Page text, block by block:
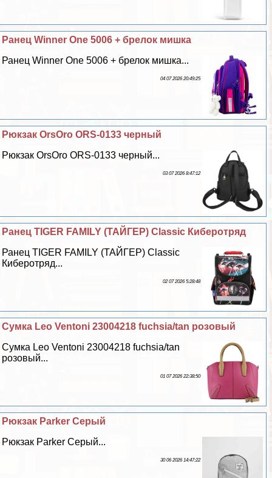
Ранец Winner One 5006 + брелок мишка
Ранец Winner One 5006 + брелок мишка...
04 07 2026 20:49:25
Рюкзак OrsOro ORS-0133 черный
Рюкзак OrsOro ORS-0133 черный...
03 07 2026 8:47:12
Ранец TIGER FAMILY (ТАЙГЕР) Classic Киберотряд
Ранец TIGER FAMILY (ТАЙГЕР) Classic
Киберотряд...
02 07 2026 5:28:48
Сумка Leo Ventoni 23004218 fuchsia/tan розовый
Сумка Leo Ventoni 23004218 fuchsia/tan
розовый...
01 07 2026 22:38:50
Рюкзак Parker Серый
Рюкзак Parker Серый...
30 06 2026 14:47:22